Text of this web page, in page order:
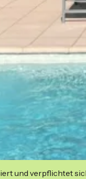
und verpflichtet